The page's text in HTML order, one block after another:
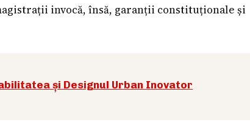
invocă, însă, garanții constituționale și
și Designul Urban Inovator